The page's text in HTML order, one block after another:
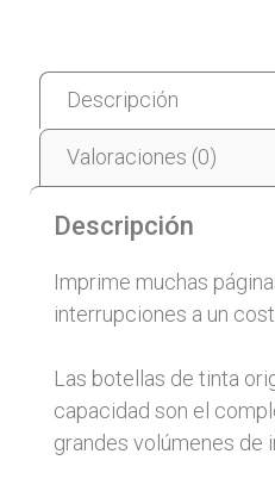
Descripción
Valoraciones (0)
Descripción
Imprime muchas
interrupciones a un
Las botellas de tinta
capacidad son el
grandes volúmenes de